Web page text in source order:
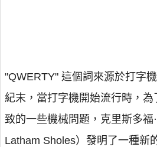
"QWERTY" 這個詞來源於打字
紀末，當打字機開始流行時，
致的一些機械問題，克里斯多福
Latham Sholes）發明了一種新